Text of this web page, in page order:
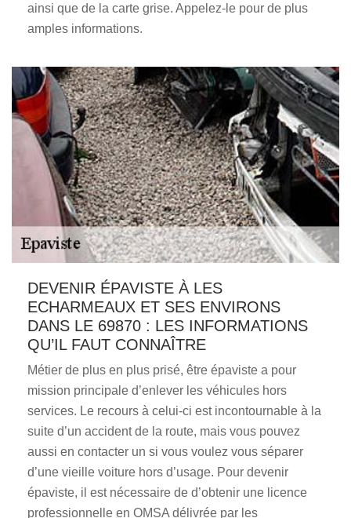
ainsi que de la carte grise. Appelez-le pour de plus
amples informations.
DEVENIR ÉPAVISTE À LES
ECHARMEAUX ET SES ENVIRONS
DANS LE 69870 : LES INFORMATIONS
QU’IL FAUT CONNAÎTRE
Métier de plus en plus prisé, être épaviste a pour
mission principale d’enlever les véhicules hors
services. Le recours à celui-ci est incontournable à la
suite d’un accident de la route, mais vous pouvez
aussi en contacter un si vous voulez vous séparer
d’une vieille voiture hors d’usage. Pour devenir
épaviste, il est nécessaire de d’obtenir une licence
professionnelle en OMSA délivrée par les